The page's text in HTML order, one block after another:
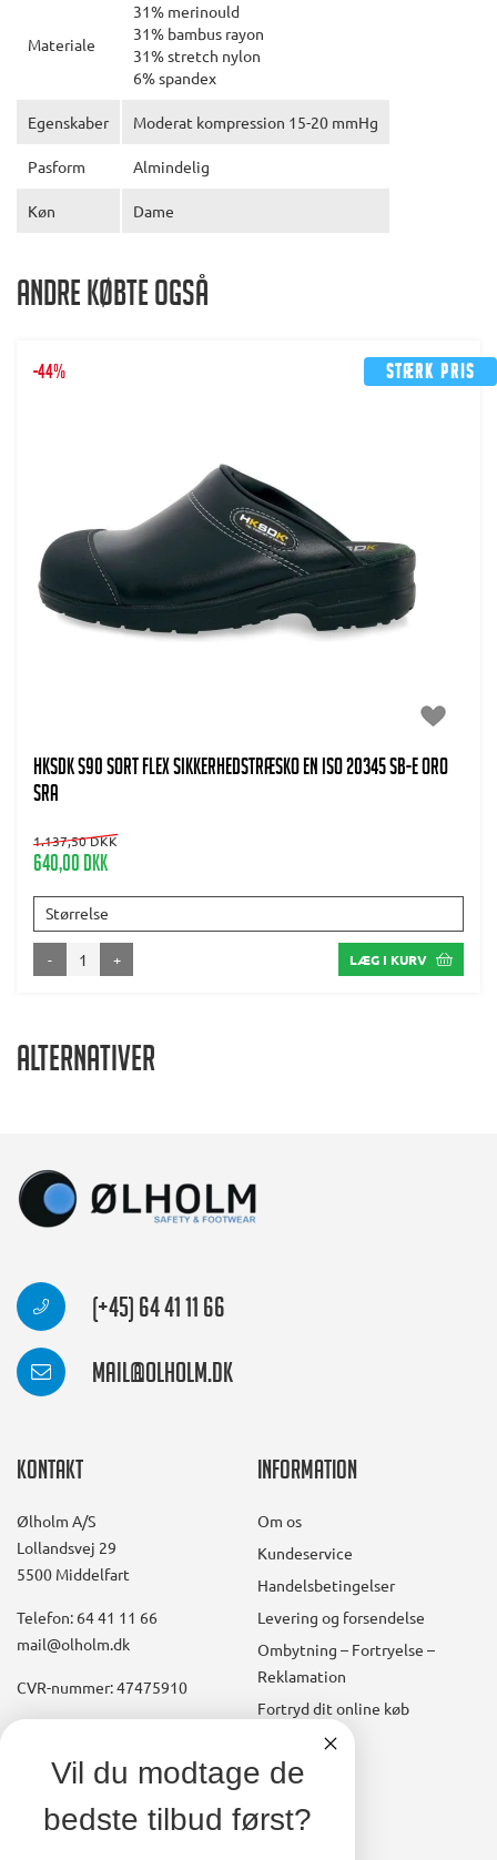
Materiale
31% merinould
31% bambus rayon
31% stretch nylon
6% spandex
Egenskaber Moderat kompression 15-20 mmHg
Pasform Almindelig
Køn Dame
Andre købte også
Stærk pris
-44%
HKSDK S90 Sort flex Sikkerhedstræsko EN ISO 20345 SB-E ORO
SRA
1.137,50 DKK
640,00 DKK
Størrelse
- + LÆG I KURV
Alternativer
(+45) 64 41 11 66
mail@olholm.dk
Kontakt
Ølholm A/S
Lollandsvej 29
5500 Middelfart
Telefon: 64 41 11 66
mail@olholm.dk
CVR-nummer: 47475910
Information
Om os
Kundeservice
Handelsbetingelser
Levering og forsendelse
Ombytning – Fortryelse –
Reklamation
Fortryd dit online køb
Konto
Brugerkonto, startside
square
facebook
Vil du modtage de
bedste tilbud først?